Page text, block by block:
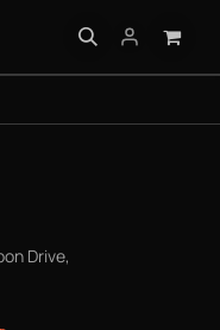
Drive,